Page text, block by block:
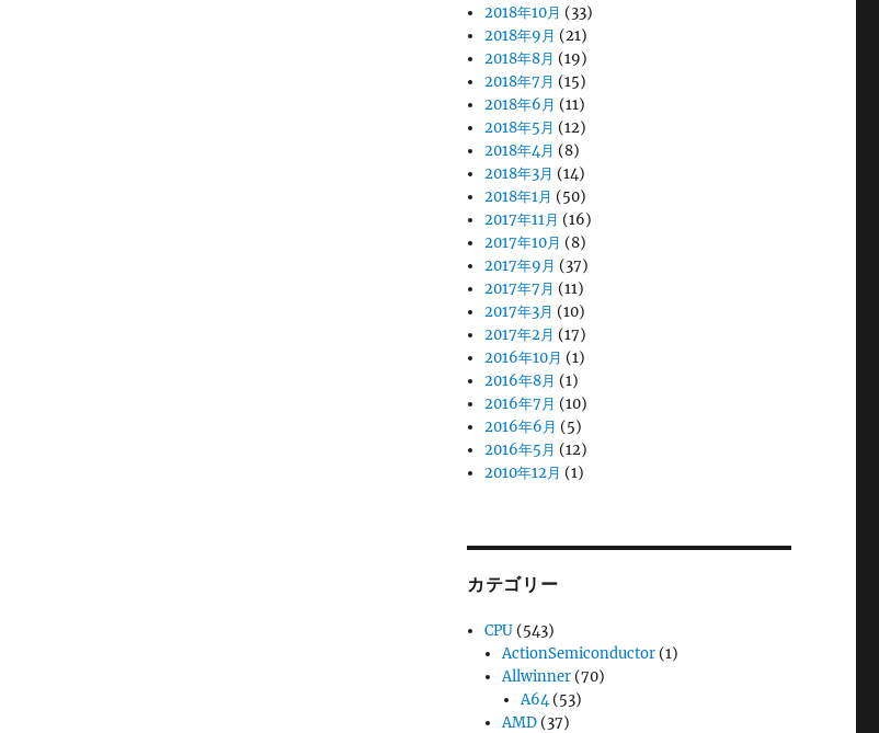
2018年10月 (33)
2018年9月 (21)
2018年8月 (19)
2018年7月 (15)
2018年6月 (11)
2018年5月 (12)
2018年4月 (8)
2018年3月 (14)
2018年1月 (50)
2017年11月 (16)
2017年10月 (8)
2017年9月 (37)
2017年7月 (11)
2017年3月 (10)
2017年2月 (17)
2016年10月 (1)
2016年8月 (1)
2016年7月 (10)
2016年6月 (5)
2016年5月 (12)
2010年12月 (1)
カテゴリー
CPU (543)
ActionSemiconductor (1)
Allwinner (70)
A64(53)
AMD (37)